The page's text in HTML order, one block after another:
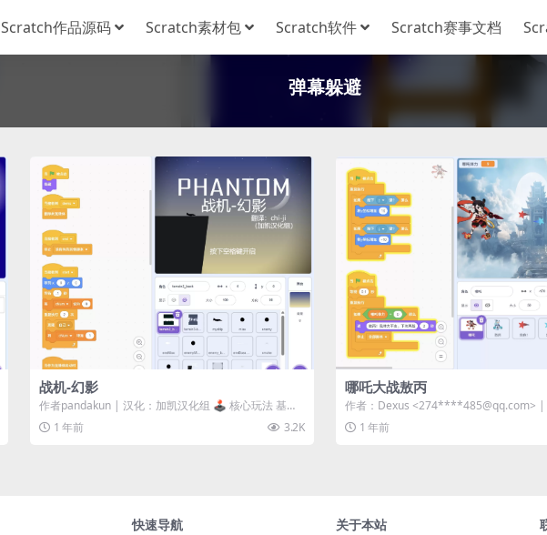
Scratch作品源码 Scratch素材包 Scratch软件 Scratch赛事文档
弹幕躲避
战机-幻影
作者pandakun | 汉化：加凯汉化组 🕹️ 核心玩法 ​基础
操作： ​移动...
1 年前 3.2K
哪吒大战敖丙
作者：Dexus <274****485@qq.com> |
1 年前
快速导航
关于本站